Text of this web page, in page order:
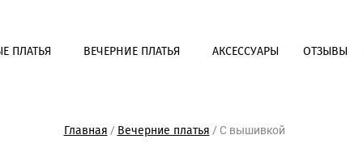
ПЛАТЬЯ ВЕЧЕРНИЕ ПЛАТЬЯ АКСЕССУАРЫ ОТЗЫВЫ
Главная / Вечерние платья / С вышивкой